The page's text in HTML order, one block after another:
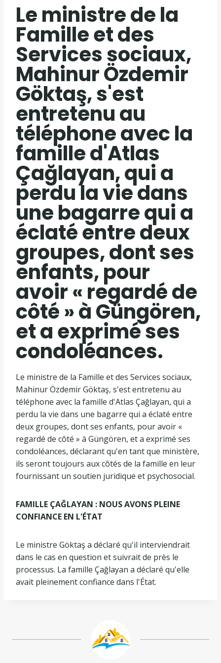
Le ministre de la
Famille et des
Services sociaux,
Mahinur Özdemir
Göktaş, s'est
entretenu au
téléphone avec la
famille d'Atlas
Çağlayan, qui a
perdu la vie dans
une bagarre qui a
éclaté entre deux
groupes, dont ses
enfants, pour
avoir « regardé de
côté » à Güngören,
et a exprimé ses
condoléances.
Le ministre de la Famille et des Services sociaux,
Mahinur Özdemir Göktaş, s'est entretenu au
téléphone avec la famille d'Atlas Çağlayan, qui a
perdu la vie dans une bagarre qui a éclaté entre
deux groupes, dont ses enfants, pour avoir «
regardé de côté » à Güngören, et a exprimé ses
condoléances, déclarant qu'en tant que ministère,
ils seront toujours aux côtés de la famille en leur
fournissant un soutien juridique et psychosocial.
FAMILLE ÇAĞLAYAN : NOUS AVONS PLEINE
CONFIANCE EN L'ÉTAT
Le ministre Göktaş a déclaré qu'il interviendrait
dans le cas en question et suivrait de près le
processus. La famille Çağlayan a déclaré qu'elle
avait pleinement confiance dans l'État.